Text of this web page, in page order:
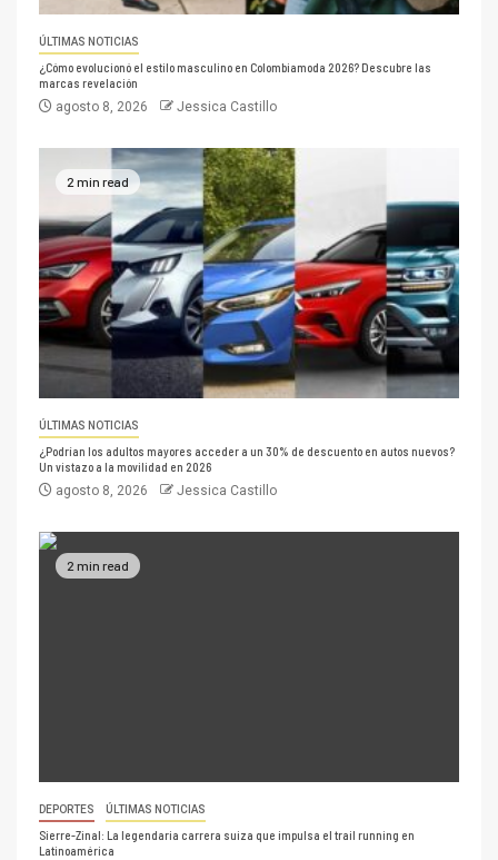
ÚLTIMAS NOTICIAS
¿Cómo evolucionó el estilo masculino en Colombiamoda 2026? Descubre las
marcas revelación
agosto 8, 2026 Jessica Castillo
2 min read
ÚLTIMAS NOTICIAS
¿Podrían los adultos mayores acceder a un 30% de descuento en autos nuevos?
Un vistazo a la movilidad en 2026
agosto 8, 2026 Jessica Castillo
2 min read
DEPORTES ÚLTIMAS NOTICIAS
Sierre-Zinal: La legendaria carrera suiza que impulsa el trail running en
Latinoamérica